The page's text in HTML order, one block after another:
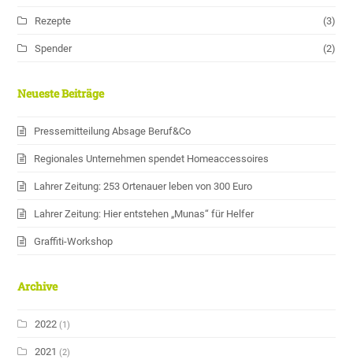
Rezepte (3)
Spender (2)
Neueste Beiträge
Pressemitteilung Absage Beruf&Co
Regionales Unternehmen spendet Homeaccessoires
Lahrer Zeitung: 253 Ortenauer leben von 300 Euro
Lahrer Zeitung: Hier entstehen „Munas“ für Helfer
Graffiti-Workshop
Archive
2022(1)
2021(2)